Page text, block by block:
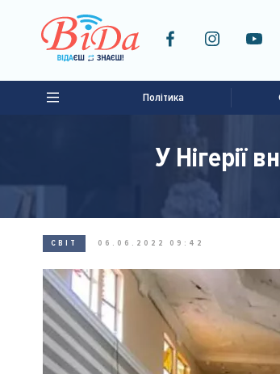
Політика
У Нігерії
СВІТ 06.06.2022 09:42